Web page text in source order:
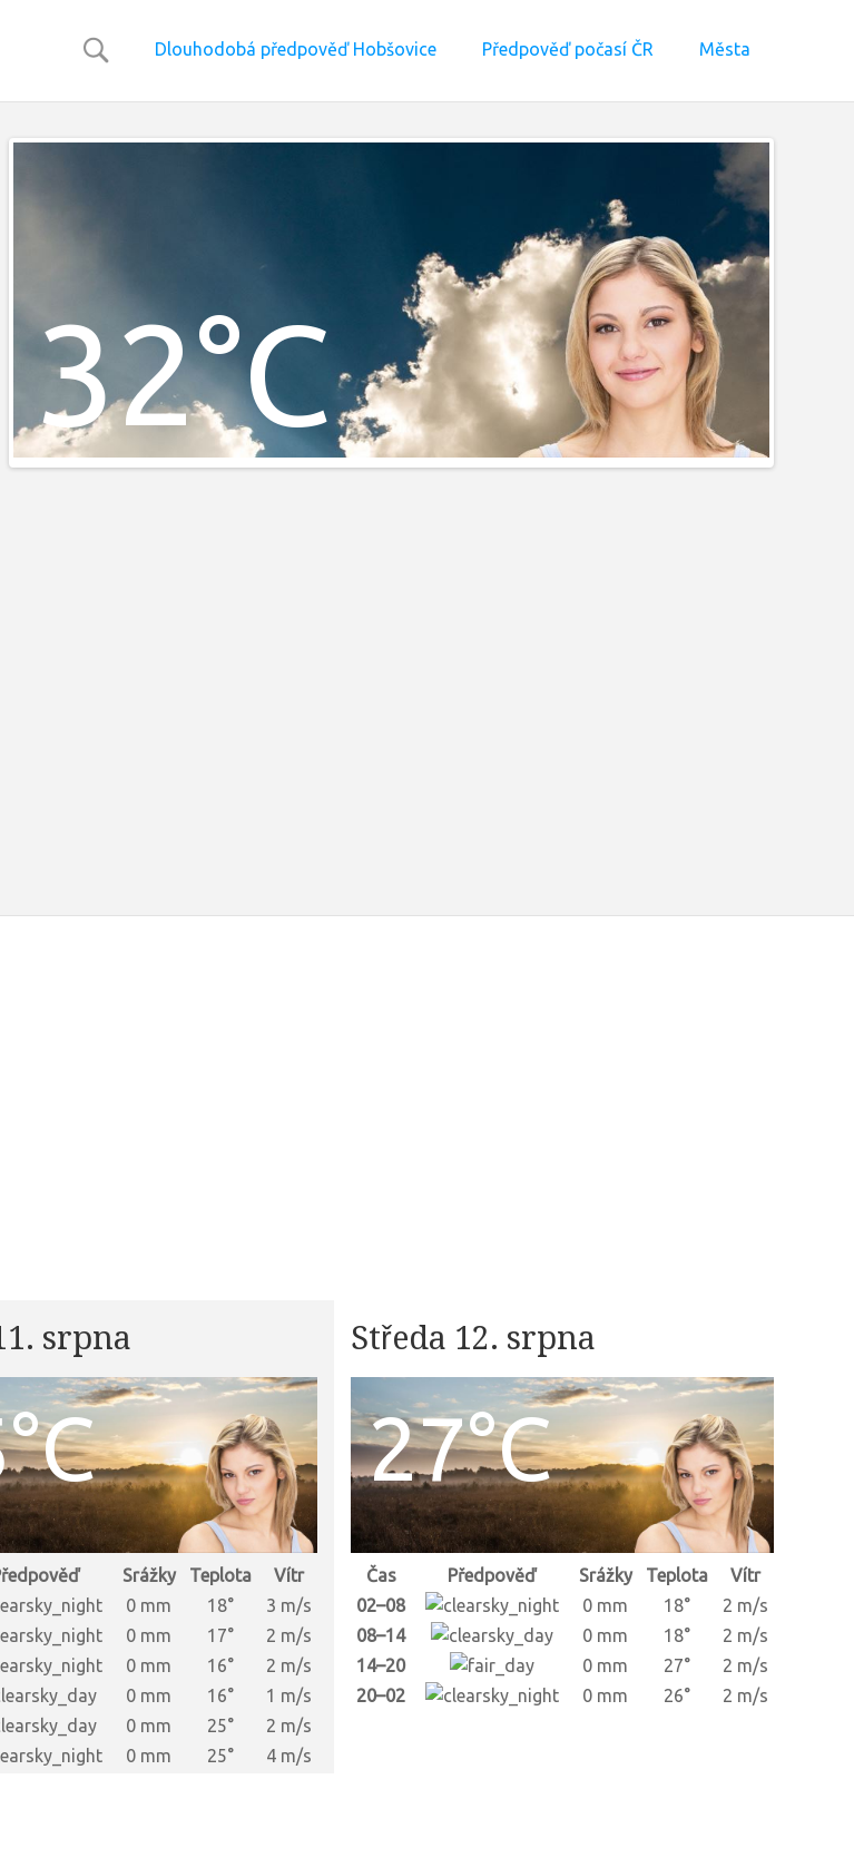
Dlouhodobá předpověď Hobšovice Předpověď počasí ČR Města
32°C
srpna
Srážky Teplota
Vítr
0 mm 18°
3 m/s
0 mm 17°
2 m/s
0 mm 16°
2 m/s
0 mm 16°
1 m/s
0 mm 25°
2 m/s
0 mm 25° 4 m/s
Středa 12. srpna
27°C
Čas Předpověď Srážky Teplota
Vítr
02–08
0 mm 18°
2 m/s
08–14
0 mm 18°
2 m/s
14–20
0 mm 27°
2 m/s
20–02
0 mm 26° 2 m/s